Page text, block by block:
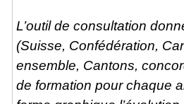
L’outil de consultation
(Suisse, Confédération,
ensemble, Cantons,
de formation pour chaque